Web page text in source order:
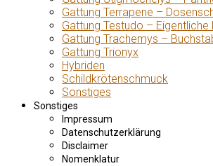
Gattung Terrapene –
Gattung Testudo –
Gattung Trachemys –
Gattung Trionyx
Hybriden
Schildkrötenschmuck
Sonstiges
Sonstiges
Impressum
Datenschutzerklärung
Disclaimer
Nomenklatur